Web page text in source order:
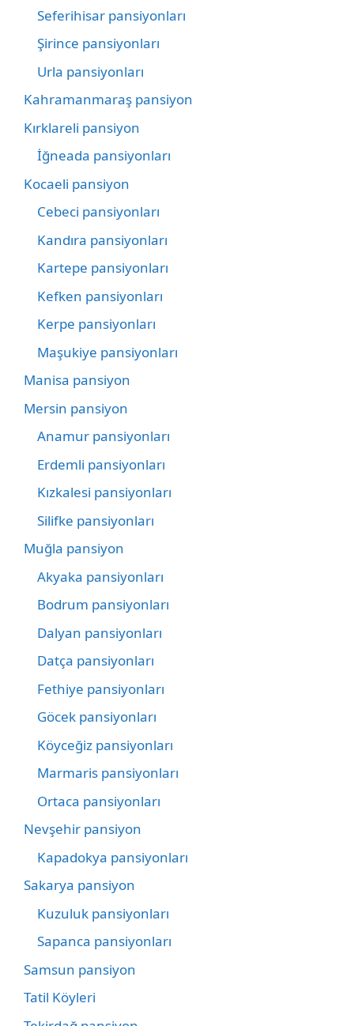
Seferihisar pansiyonları
Şirince pansiyonları
Urla pansiyonları
Kahramanmaraş pansiyon
Kırklareli pansiyon
İğneada pansiyonları
Kocaeli pansiyon
Cebeci pansiyonları
Kandıra pansiyonları
Kartepe pansiyonları
Kefken pansiyonları
Kerpe pansiyonları
Maşukiye pansiyonları
Manisa pansiyon
Mersin pansiyon
Anamur pansiyonları
Erdemli pansiyonları
Kızkalesi pansiyonları
Silifke pansiyonları
Muğla pansiyon
Akyaka pansiyonları
Bodrum pansiyonları
Dalyan pansiyonları
Datça pansiyonları
Fethiye pansiyonları
Göcek pansiyonları
Köyceğiz pansiyonları
Marmaris pansiyonları
Ortaca pansiyonları
Nevşehir pansiyon
Kapadokya pansiyonları
Sakarya pansiyon
Kuzuluk pansiyonları
Sapanca pansiyonları
Samsun pansiyon
Tatil Köyleri